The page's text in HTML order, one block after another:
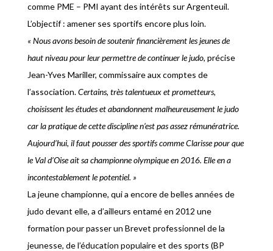
comme PME – PMI ayant des intérêts sur Argenteuil.
L’objectif : amener ses sportifs encore plus loin.
« Nous avons besoin de soutenir financièrement les jeunes de
haut niveau pour leur permettre de continuer le judo, précise
Jean-Yves Mariller, commissaire aux comptes de
l’association.Certains, très talentueux et prometteurs,
choisissent les études et abandonnent malheureusement le judo
car la pratique de cette discipline n’est pas assez rémunératrice.
Aujourd’hui, il faut pousser des sportifs comme Clarisse pour que
le Val d’Oise ait sa championne olympique en 2016. Elle en a
incontestablement le potentiel. »
La jeune championne, qui a encore de belles années de
judo devant elle, a d’ailleurs entamé en 2012 une
formation pour passer un Brevet professionnel de la
jeunesse, de l’éducation populaire et des sports (BP